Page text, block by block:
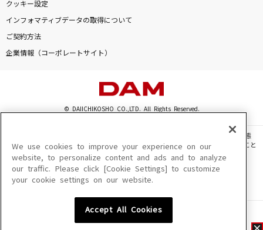
クッキー設定
インフォマティブデータの取得について
ご契約方法
企業情報（コーポレートサイト）
© DAIICHIKOSHO CO.,LTD. All Rights Reserved.
このサイトに掲載されている一切の文章・画像・写真・動画・音声等を、手段や形態
を問わず、著作権法の定める範囲を超えて無断で複製、転載、ファイル化などすること
を禁じます。
楽曲及びコンテンツは、機種によりご利用いただけない場合があります。
楽曲及びコンテンツの配信日、配信内容が変更になる場合があります。
We use cookies to improve your experience on our
website, to personalize content and ads and to analyze
our traffic. Please click [Cookie Settings] to customize
your cookie settings on our website.
Accept All Cookies